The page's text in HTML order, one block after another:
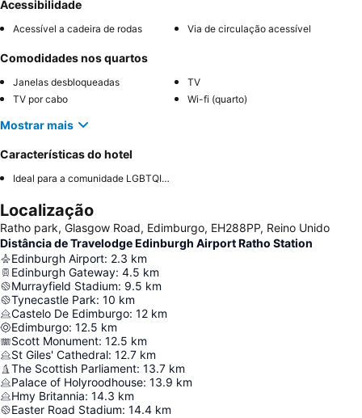
Acessibilidade
Acessível a cadeira de rodas Via de circulação acessível
Comodidades nos quartos
Janelas desbloqueadas
TV
TV por cabo
Wi-fi (quarto)
Mostrar mais
Características do hotel
Ideal para a comunidade LGBTQIA+
Localização
Ratho park, Glasgow Road, Edimburgo, EH288PP, Reino Unido
Distância de Travelodge Edinburgh Airport Ratho Station
Edinburgh Airport: 2.3 km
Edinburgh Gateway: 4.5 km
Murrayfield Stadium: 9.5 km
Tynecastle Park: 10 km
Castelo De Edimburgo: 12 km
Edimburgo: 12.5 km
Scott Monument: 12.5 km
St Giles' Cathedral: 12.7 km
The Scottish Parliament: 13.7 km
Palace of Holyroodhouse: 13.9 km
Hmy Britannia: 14.3 km
Easter Road Stadium: 14.4 km